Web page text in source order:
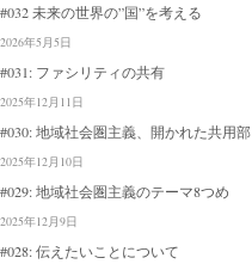
#032 未来の世界の”国”を考える
2026年5月5日
#031: ファシリティの共有
2025年12月11日
#030: 地域社会圏主義、開かれた共用部
2025年12月10日
#029: 地域社会圏主義のテーマ8つめ
2025年12月9日
#028: 伝えたいことについて